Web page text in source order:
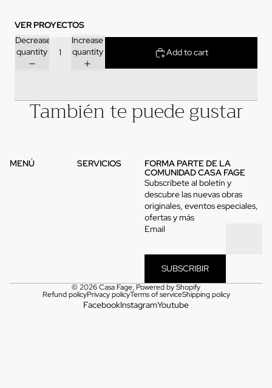
VER PROYECTOS
Decrease
quantity
Increase
quantity
Add to cart
También te puede gustar
MENÚ SERVICIOS
FORMA PARTE DE LA
COMUNIDAD CASA FAGE
Subscríbete al boletín y
descubre las nuevas obras
originales, eventos especiales,
ofertas y más
Email
SUBSCRIBIR
© 2026Casa Fage, Powered by Shopify
Refund policyPrivacy policyTerms of serviceShipping policy
FacebookInstagramYoutube